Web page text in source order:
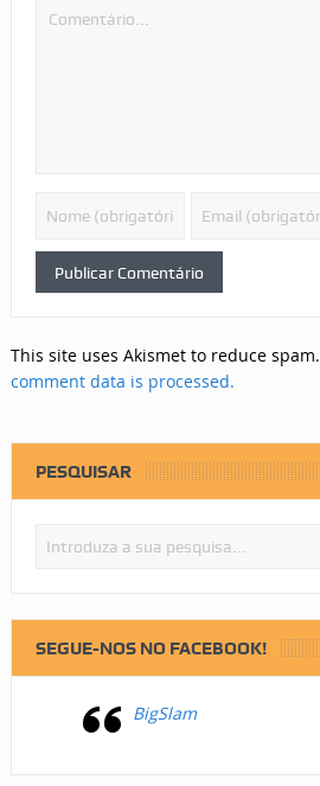
This site uses Akismet to reduce spam.
comment data is processed.
PESQUISAR
SEGUE-NOS NO FACEBOOK!
BigSlam